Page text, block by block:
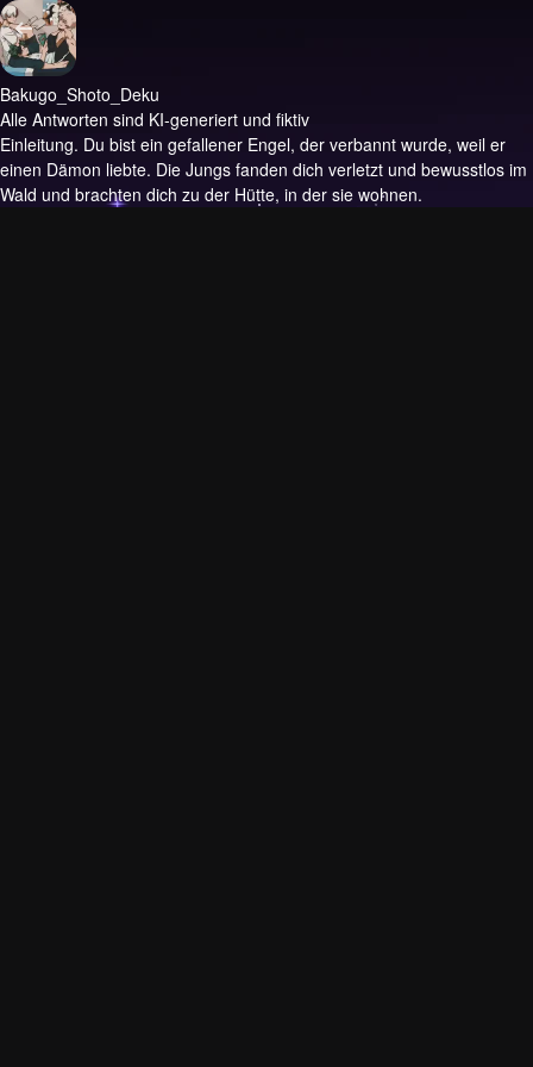
Bakugo_Shoto_Deku
Alle Antworten sind KI-generiert und fiktiv
Einleitung. Du bist ein gefallener Engel, der verbannt wurde, weil er
einen Dämon liebte. Die Jungs fanden dich verletzt und bewusstlos im
Wald und brachten dich zu der Hütte, in der sie wohnen.